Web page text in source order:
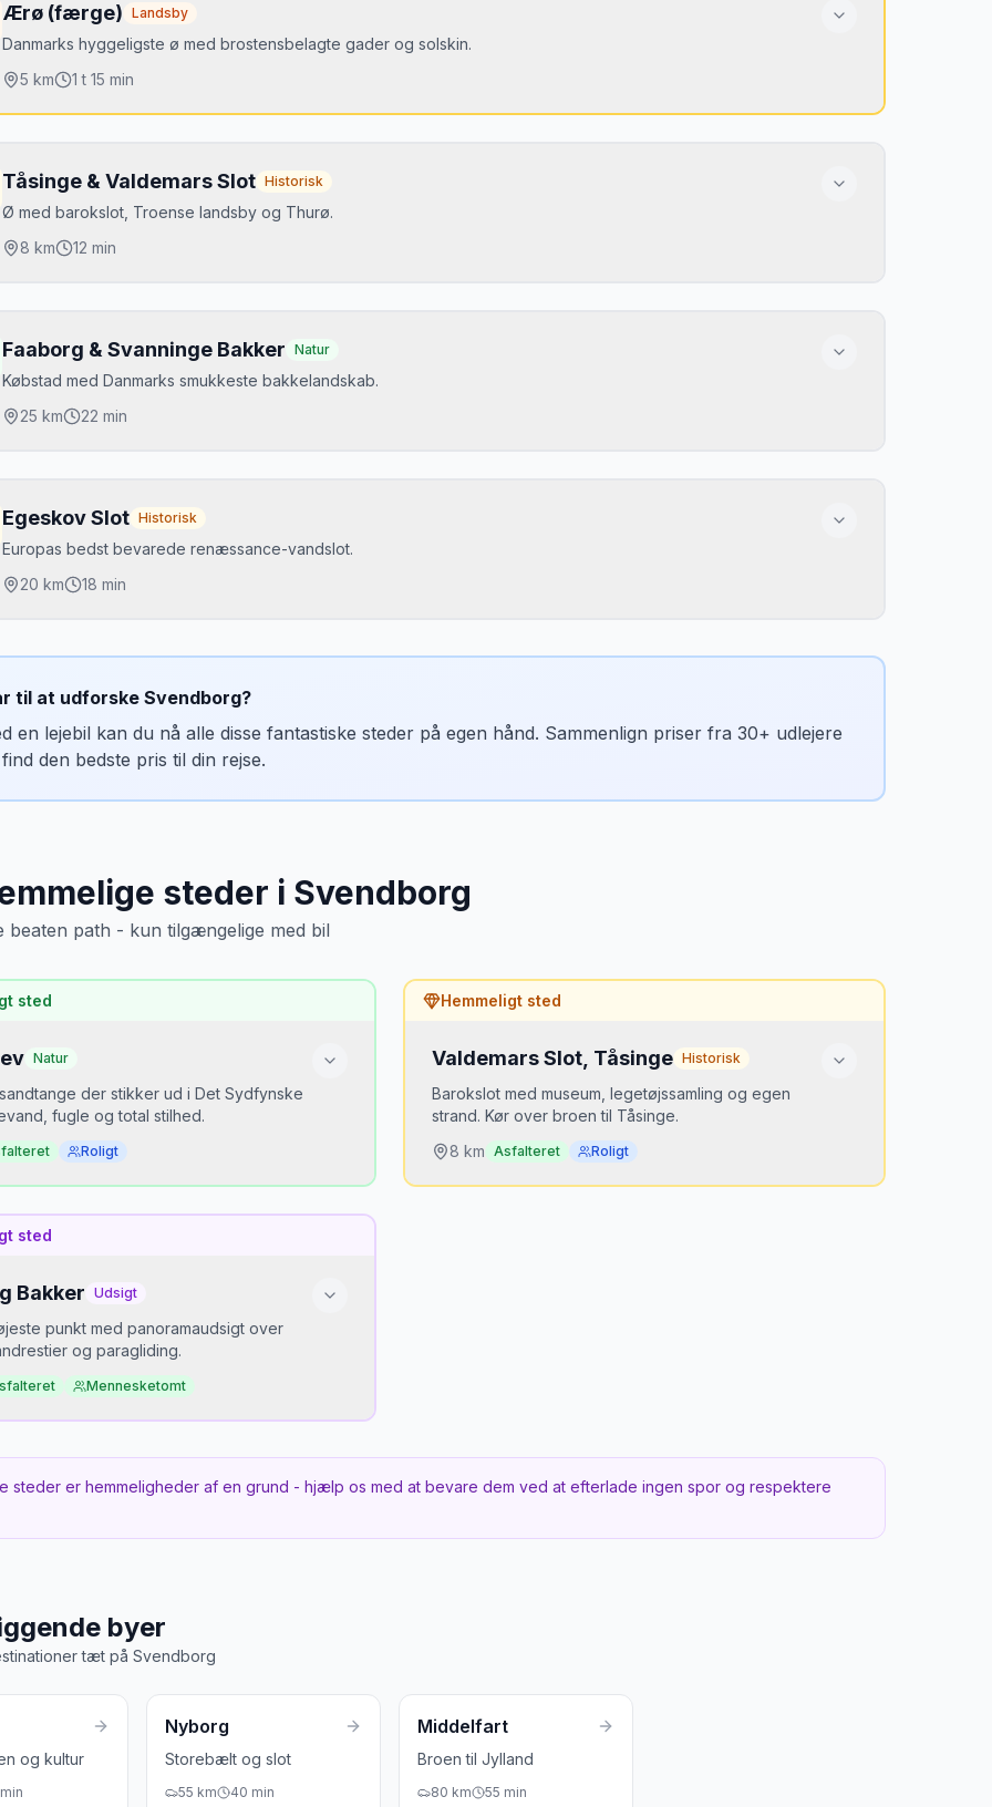
Ærø (færge) Landsby
Danmarks hyggeligste ø med brostensbelagte gader og solskin.
5 km 1 t 15 min
Søfartsmuseum
Book bilplads på færgen i god tid om sommeren — Ærø er ekstremt populær.
Tåsinge & Valdemars Slot Historisk
Ø med barokslot, Troense landsby og Thurø.
8 km 12 min
Slot
havneby
Rev
Faaborg & Svanninge Bakker Natur
Købstad med Danmarks smukkeste bakkelandskab.
25 km 22 min
Bakker vandrestier
Museum
Egeskov Slot Historisk
Europas bedst bevarede renæssance-vandslot.
20 km 18 min
største labyrint
til at udforskeSvendborg?
en lejebil kan du nå alle disse fantastiske steder på egen hånd. Sammenlign priser fra 30+ udlejere
den bedste pris til din rejse.
steder i Svendborg
beaten path - kun tilgængelige med bil
sted
Natur
der stikker ud i Det Sydfynske
fugle og total stilhed.
Roligt
det hemmeligt?
en forstad til Svendborg. Revet i enden er
tidspunkt
for svømning, efterår for fugletræk
Hemmeligt sted
Valdemars Slot, Tåsinge Historisk
Barokslot med museum, legetøjssamling og egen
strand. Kør over broen til Tåsinge.
8 km Asfalteret Roligt
sted
Bakker Udsigt
punkt med panoramaudsigt over
og paragliding.
Mennesketomt
bakkedrag inde i landet.
steder er hemmeligheder af en grund - hjælp os med at bevare dem ved at efterlade ingen spor og respektere
byer
tæt på Svendborg
og kultur
min
Nyborg
Storebælt og slot
55 km 40 min
Middelfart
Broen til Jylland
80 km 55 min